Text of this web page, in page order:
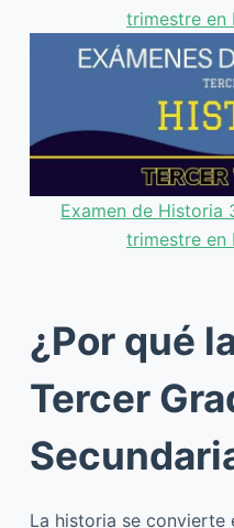
trimestre en
Examen de Historia
trimestre en
¿Por qué
Tercer
La historia se convierte